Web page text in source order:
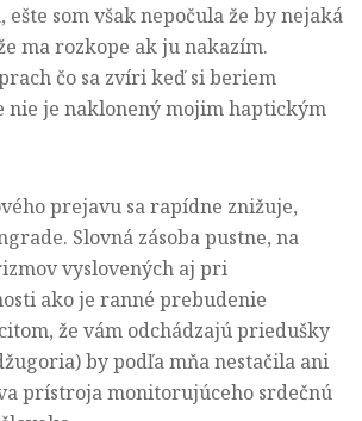
som však nepočula že by nejaká
ma rozkope ak ju nakazím.
čo sa zvíri keď si beriem
nie je naklonený mojim haptickým
prejavu sa rapídne znižuje,
Slovná zásoba pustne, na
vyslovených aj pri
ako je ranné prebudenie
že vám odchádzajú priedušky
by podľa mňa nestačila ani
prístroja monitorujúceho srdečnú